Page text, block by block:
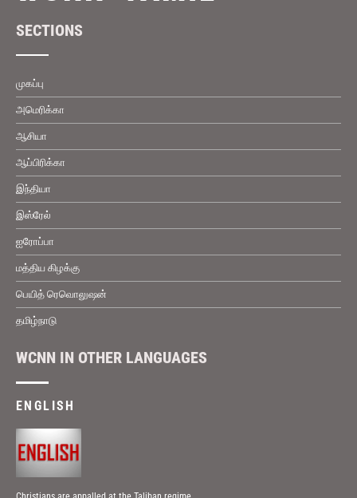
SECTIONS
முகப்பு
அமெரிக்கா
ஆசியா
ஆப்பிரிக்கா
இந்தியா
இஸ்ரேல்
ஐரோப்பா
மத்திய கிழக்கு
பெயித் ரெவொலுஷன்
தமிழ்நாடு
WCNN IN OTHER LANGUAGES
ENGLISH